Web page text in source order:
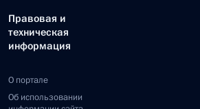
Правовая и
техническая
информация
О портале
Об использовании